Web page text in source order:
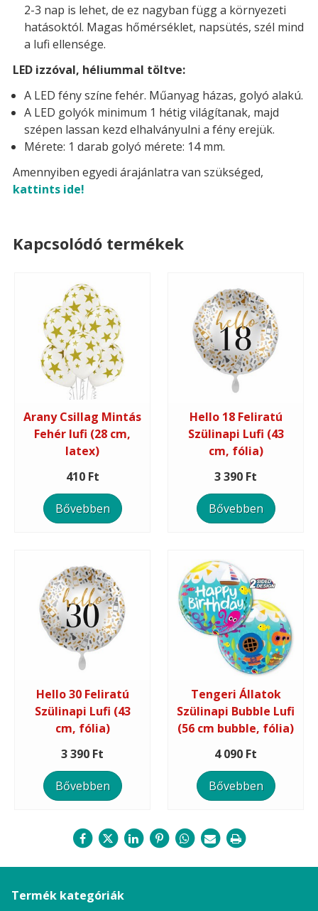
2-3 nap is lehet, de ez nagyban függ a környezeti
hatásoktól. Magas hőmérséklet, napsütés, szél mind
a lufi ellensége.
LED izzóval, héliummal töltve:
A LED fény színe fehér. Műanyag házas, golyó alakú.
A LED golyók minimum 1 hétig világítanak, majd
szépen lassan kezd elhalványulni a fény erejük.
Mérete: 1 darab golyó mérete: 14 mm.
Amennyiben egyedi árajánlatra van szükséged,
kattints ide!
Kapcsolódó termékek
Arany Csillag Mintás
Fehér lufi (28 cm,
latex)
410 Ft
Bővebben
Hello 18 Feliratú
Szülinapi Lufi (43
cm, fólia)
3 390 Ft
Bővebben
Hello 30 Feliratú
Szülinapi Lufi (43
cm, fólia)
3 390 Ft
Bővebben
Tengeri Állatok
Szülinapi Bubble Lufi
(56 cm bubble, fólia)
4 090 Ft
Bővebben
Termék kategóriák